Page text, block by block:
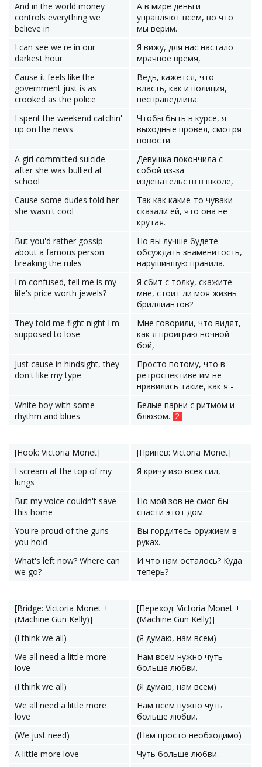
And in the world money
controls everything we
believe in
А в мире деньги
управляют всем, во что
мы верим.
I can see we're in our
darkest hour
Я вижу, для нас настало
мрачное время,
Cause it feels like the
government just is as
crooked as the police
Ведь, кажется, что
власть, как и полиция,
несправедлива.
I spent the weekend catchin'
up on the news
Чтобы быть в курсе, я
выходные провел, смотря
новости.
A girl committed suicide
after she was bullied at
school
Девушка покончила с
собой из-за
издевательств в школе,
Cause some dudes told her
she wasn't cool
Так как какие-то чуваки
сказали ей, что она не
крутая.
But you'd rather gossip
about a famous person
breaking the rules
Но вы лучше будете
обсуждать знаменитость,
нарушившую правила.
I'm confused, tell me is my
life's price worth jewels?
Я сбит с толку, скажите
мне, стоит ли моя жизнь
бриллиантов?
They told me fight night I'm
supposed to lose
Мне говорили, что видят,
как я проиграю ночной
бой,
Just cause in hindsight, they
don't like my type
Просто потому, что в
ретроспективе им не
нравились такие, как я -
White boy with some
rhythm and blues
Белые парни с ритмом и
блюзом. 2
[Hook: Victoria Monet]
[Припев: Victoria Monet]
I scream at the top of my
lungs
Я кричу изо всех сил,
But my voice couldn't save
this home
Но мой зов не смог бы
спасти этот дом.
You're proud of the guns
you hold
Вы гордитесь оружием в
руках.
What's left now? Where can
we go?
И что нам осталось? Куда
теперь?
[Bridge: Victoria Monet +
(Machine Gun Kelly)]
[Переход: Victoria Monet +
(Machine Gun Kelly)]
(I think we all)
(Я думаю, нам всем)
We all need a little more
love
Нам всем нужно чуть
больше любви.
(I think we all)
(Я думаю, нам всем)
We all need a little more
love
Нам всем нужно чуть
больше любви.
(We just need)
(Нам просто необходимо)
A little more love
Чуть больше любви.